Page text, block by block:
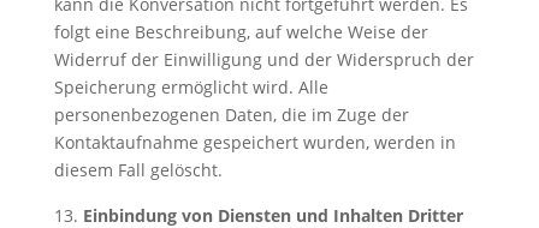
folgt eine Beschreibung, auf welche Weise der
Widerruf der Einwilligung und der Widerspruch der
Speicherung ermöglicht wird. Alle
personenbezogenen Daten, die im Zuge der
Kontaktaufnahme gespeichert wurden, werden in
diesem Fall gelöscht.
Einbindung von Diensten und Inhalten Dritter